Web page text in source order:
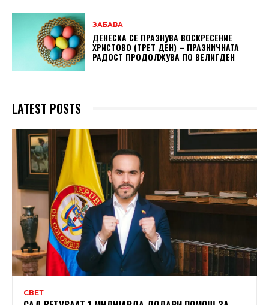
ЗАБАВА
ДЕНЕСКА СЕ ПРАЗНУВА ВОСКРЕСЕНИЕ
ХРИСТОВО (ТРЕТ ДЕН) – ПРАЗНИЧНАТА
РАДОСТ ПРОДОЛЖУВА ПО ВЕЛИГДЕН
LATEST POSTS
СВЕТ